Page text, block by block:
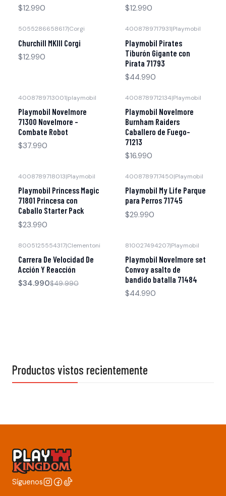
$12.990
$12.990
5055286658617|Corgi
Churchill MKIII Corgi
$12.990
4008789717931|Playmobil
Playmobil Pirates
Tiburón Gigante con
Pirata 71793
$44.990
4008789713001|playmobil
Playmobil Novelmore
71300 Novelmore -
Combate Robot
$37.990
4008789712134|Playmobil
Playmobil Novelmore
Burnham Raiders
Caballero de Fuego-
71213
$16.990
4008789718013|Playmobil
Playmobil Princess Magic
71801 Princesa con
Caballo Starter Pack
$23.990
4008789717450|Playmobil
Playmobil My Life Parque
para Perros 71745
$29.990
8005125554317|Clementoni
Carrera De Velocidad De
Acción Y Reacción
$34.990$49.990
810027494207|Playmobil
Playmobil Novelmore set
Convoy asalto de
bandido batalla 71484
$44.990
Productos vistos recientemente
Síguenos